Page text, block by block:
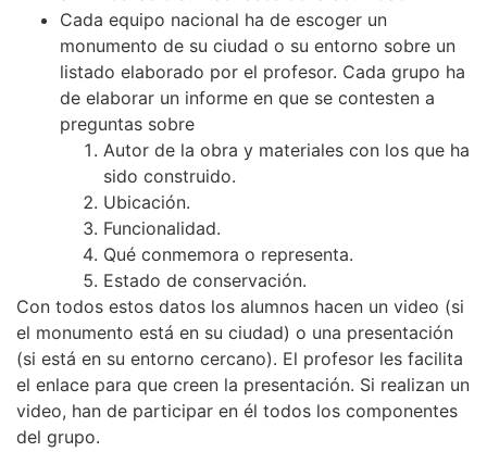
Cada equipo nacional ha de escoger un
monumento de su ciudad o su entorno sobre un
listado elaborado por el profesor. Cada grupo ha
de elaborar un informe en que se contesten a
preguntas sobre
Autor de la obra y materiales con los que ha
sido construido.
Ubicación.
Funcionalidad.
Qué conmemora o representa.
Estado de conservación.
Con todos estos datos los alumnos hacen un video (si
el monumento está en su ciudad) o una presentación
(si está en su entorno cercano). El profesor les facilita
el enlace para que creen la presentación. Si realizan un
video, han de participar en él todos los componentes
del grupo.